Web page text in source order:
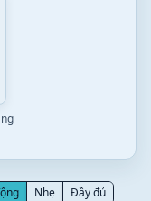
Nhẹ Đầy đủ